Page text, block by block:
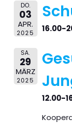
DO.
03
APR.
2025 16.00-
SA.
29
MÄRZ
2025
12.00-